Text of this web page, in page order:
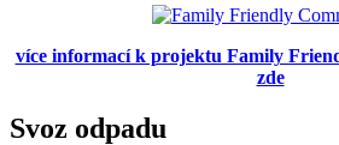
více informací k projektu Family
zde
Svoz odpadu